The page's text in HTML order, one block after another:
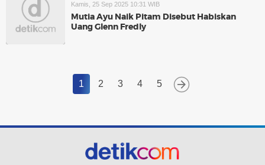
Kamis, 25 Sep 2025 10:31 WIB
Mutia Ayu Naik Pitam Disebut Habiskan
Uang Glenn Fredly
1 2 3 4 5